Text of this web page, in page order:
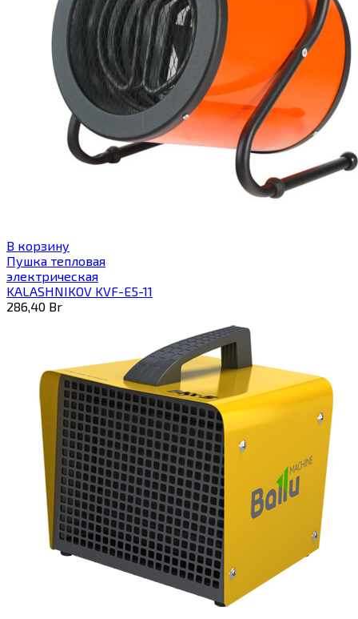
В корзину
Пушка тепловая
электрическая
KALASHNIKOV KVF-E5-11
286,40 Br